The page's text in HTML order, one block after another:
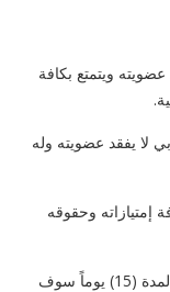
ويتمتع بكافة
لا يفقد عضويته وله
إمتيازاته وحقوقه
4- في حالة إنقطاعه عن الدوام دون عذر شرعي لمدة (15) يوماً سوف